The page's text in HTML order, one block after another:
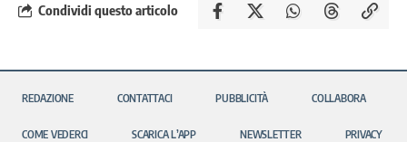
Condividi questo articolo
REDAZIONE CONTATTACI PUBBLICITÀ COLLABORA
COME VEDERCI SCARICA L’APP NEWSLETTER PRIVACY